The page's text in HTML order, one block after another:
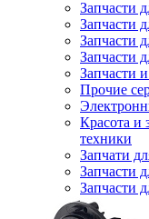
Запчасти
Запчасти
Запчасти
Запчасти
Запчасти
Прочие
Красота и
техники
Запчати
Запчасти
Запчасти